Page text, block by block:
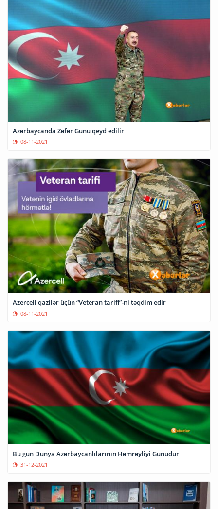
Azərbaycanda Zəfər Günü qeyd edilir
08-11-2021
Azercell qazilər üçün “Veteran tarifi”-ni təqdim edir
08-11-2021
Bu gün Dünya Azərbaycanlılarının Həmrəyliyi Günüdür
31-12-2021